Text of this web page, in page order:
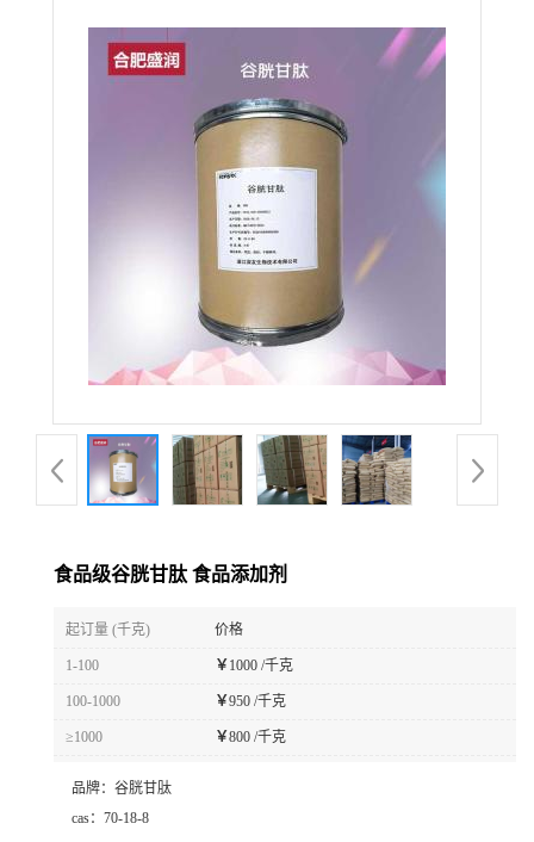
食品级谷胱甘肽 食品添加剂
起订量 (千克) 价格
1-100 ￥ 1000 /千克
100-1000 ￥950 /千克
≥1000 ￥800 /千克
品牌： 谷胱甘肽
cas： 70-18-8